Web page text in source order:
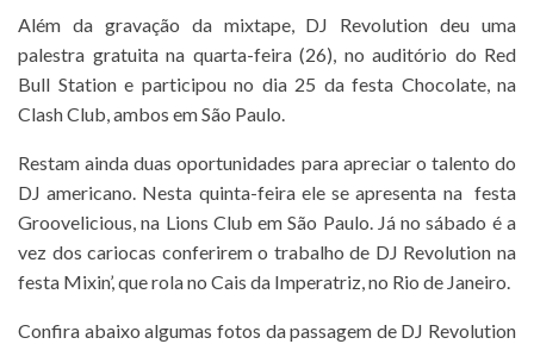
Além da gravação da mixtape, DJ Revolution deu uma
palestra gratuita na quarta-feira (26), no auditório do Red
Bull Station e participou no dia 25 da festa Chocolate, na
Clash Club, ambos em São Paulo.
Restam ainda duas oportunidades para apreciar o talento do
DJ americano. Nesta quinta-feira ele se apresenta na festa
Groovelicious, na Lions Club em São Paulo. Já no sábado é a
vez dos cariocas conferirem o trabalho de DJ Revolution na
festa Mixin’, que rola no Cais da Imperatriz, no Rio de Janeiro.
Confira abaixo algumas fotos da passagem de DJ Revolution